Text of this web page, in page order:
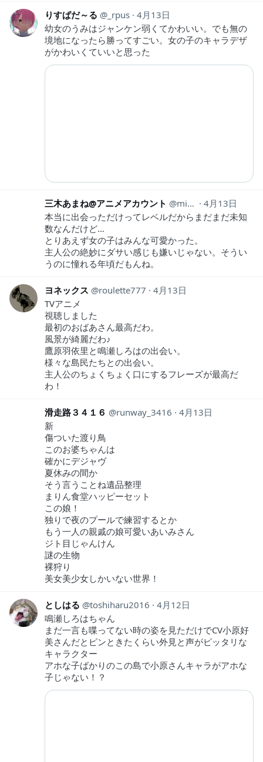
りすぱだ～る _rpus 4月13日
幼女のうみはジャンケン弱くてかわいい。でも無の
境地になったら勝ってすごい。女の子のキャラデザ
がかわいくていいと思った
三木あまね@アニメアカウント mikianimeaka
4月13日
本当に出会っただけってレベルだからまだまだ未知
数なんだけど…
とりあえず女の子はみんな可愛かった。
主人公の絶妙にダサい感じも嫌いじゃない。そうい
うのに憧れる年頃だもんね。
ヨネックス roulette777
4月13日
TVアニメ
視聴しました
最初のおばあさん最高だわ。
風景が綺麗だわ♪
鷹原羽依里と鳴瀬しろはの出会い。
様々な島民たちとの出会い。
主人公のちょくちょく口にするフレーズが最高だ
わ！
滑走路３４１６ runway_3416
4月13日
新
傷ついた渡り鳥
このお婆ちゃんは
確かにデジャヴ
夏休みの間か
そう言うことね遺品整理
まりん食堂ハッピーセット
この娘！
独りで夜のプールで練習するとか
もう一人の親戚の娘可愛いあいみさん
ジト目じゃんけん
謎の生物
裸狩り
美女美少女しかいない世界！
としはる toshiharu2016
4月12日
鳴瀬しろはちゃん
まだ一言も喋ってない時の姿を見ただけでCV小原好
美さんだとピンときたくらい外見と声がピッタリな
キャラクター
アホな子ばかりのこの島で小原さんキャラがアホな
子じゃない！？